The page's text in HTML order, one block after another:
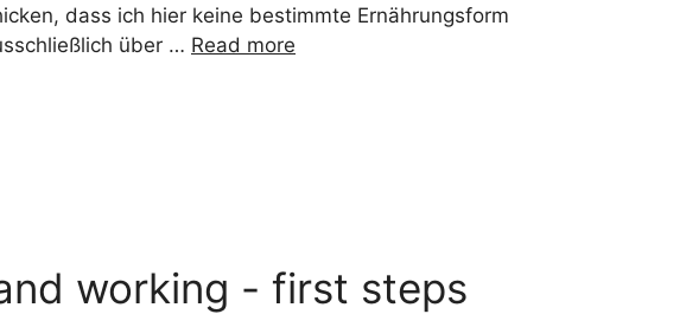
dass ich hier keine bestimmte Ernährungsform
über … Read more
working - first steps